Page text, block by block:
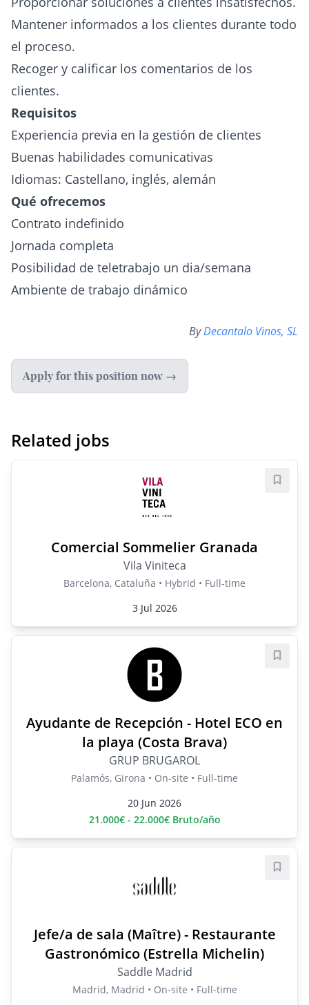
Mantener informados a los clientes durante todo
el proceso.
Recoger y calificar los comentarios de los
clientes.
Requisitos
Experiencia previa en la gestión de clientes
Buenas habilidades comunicativas
Idiomas: Castellano, inglés, alemán
Qué ofrecemos
Contrato indefinido
Jornada completa
Posibilidad de teletrabajo un dia/semana
Ambiente de trabajo dinámico
ByDecantalo Vinos, SL
Apply for this position now →
Related jobs
Comercial Sommelier Granada
Vila Viniteca
Barcelona, Cataluña • Hybrid • Full-time
3 Jul 2026
Save
Ayudante de Recepción - Hotel ECO en
la playa (Costa Brava)
GRUP BRUGAROL
Palamós, Girona • On-site • Full-time
20 Jun 2026
21.000€ - 22.000€ Bruto/año
Save
Jefe/a de sala (Maître) - Restaurante
Gastronómico (Estrella Michelin)
Saddle Madrid
Madrid, Madrid • On-site • Full-time
Save